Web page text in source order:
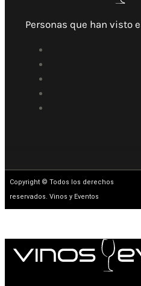
Personas que han visto
Copyright © Todos los derechos
reservados. Vinos y Eventos